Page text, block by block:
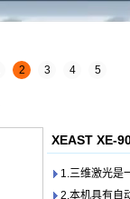
2 3 4 5
XEAST XE-
1.三维激光是
2.本机具有自